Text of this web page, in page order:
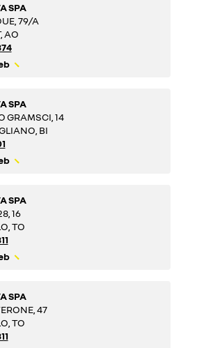
SPA
79/A
AO
SPA
GRAMSCI, 14
BI
SPA
16
TO
SPA
47
TO